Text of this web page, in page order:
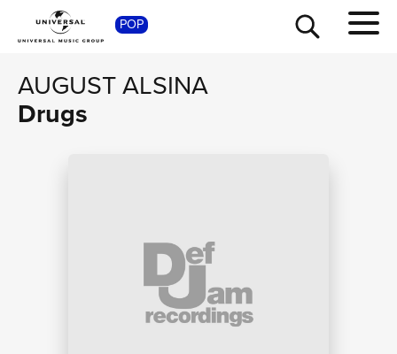
POP
AUGUST ALSINA
DrugsSHOP
TOUR NEWS